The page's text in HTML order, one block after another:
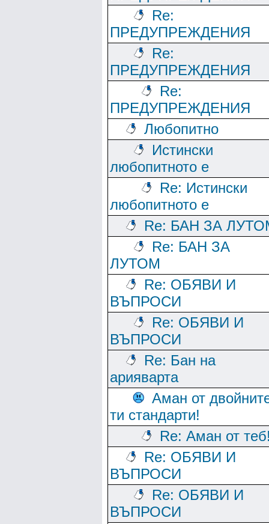
Re:
ПРЕДУПРЕЖДЕНИЯ
Re:
ПРЕДУПРЕЖДЕНИЯ
Re:
ПРЕДУПРЕЖДЕНИЯ
Любопитно
Истински
любопитното е
Re: Истински
любопитното е
Re: БАН ЗА
Re: БАН ЗА
ЛУТОМ
Re: ОБЯВИ И
ВЪПРОСИ
Re: ОБЯВИ И
ВЪПРОСИ
Re: Бан на
арияварта
Аман от
ти стандарти!
Re: Аман от
Re: ОБЯВИ И
ВЪПРОСИ
Re: ОБЯВИ И
ВЪПРОСИ